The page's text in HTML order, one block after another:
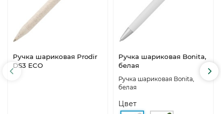
Ручка шариковая Prodir
DS3 ECO
Ручка шариковая Bonita,
белая
Ручка шариковая Bonita,
белая
Цвет